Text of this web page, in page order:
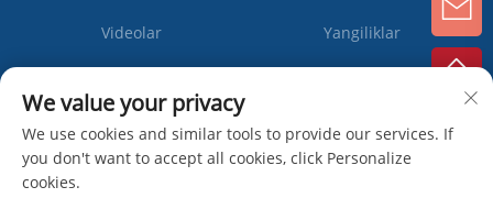
Videolar Yangiliklar
We value your privacy
We use cookies and similar tools to provide our services. If
you don't want to accept all cookies, click Personalize
cookies.